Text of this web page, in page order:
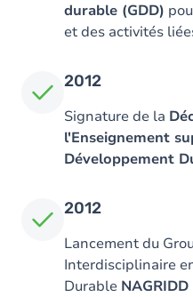
durable (GDD)
et des activités
2012
Signature de la
l'Enseignement
Développement
2012
Lancement du
Interdisciplinaire
Durable NAGRIDD